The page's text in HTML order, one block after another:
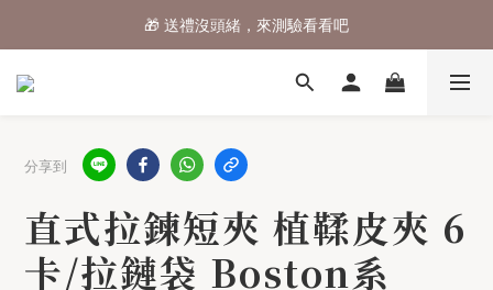
⌛行李箱結帳 72折 至8/9止
🎁 送禮沒頭緒，來測驗看看吧
⌛行李箱結帳 72折 至8/9止
分享到
直式拉鍊短夾 植鞣皮夾 6
卡/拉鏈袋 Boston系